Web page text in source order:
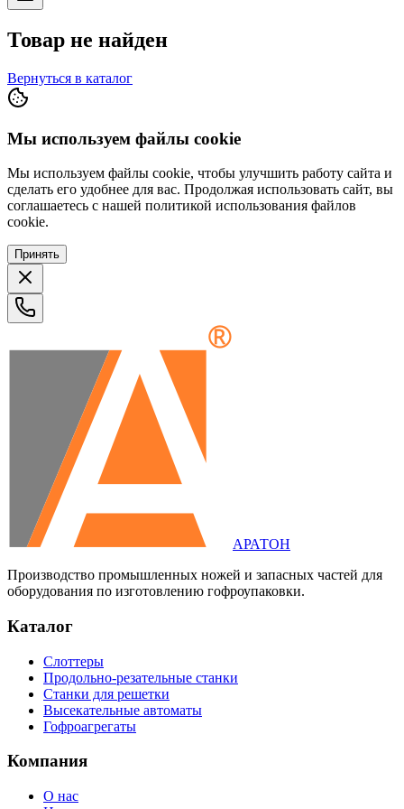
Товар не найден
Вернуться в каталог
Мы используем файлы cookie
Мы используем файлы cookie, чтобы улучшить работу сайта и
сделать его удобнее для вас. Продолжая использовать сайт, вы
соглашаетесь с нашей политикой использования файлов
cookie.
Принять
АРАТОН
Производство промышленных ножей и запасных частей для
оборудования по изготовлению гофроупаковки.
Каталог
Слоттеры
Продольно-резательные станки
Станки для решетки
Высекательные автоматы
Гофроагрегаты
Компания
О нас